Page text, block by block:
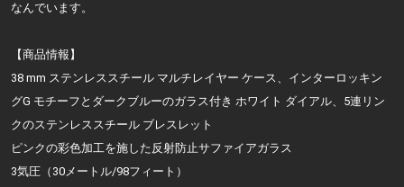
なんでいます。
【商品情報】
38 mm ステンレススチール マルチレイヤー ケース、インターロッキン
グG モチーフとダークブルーのガラス付き ホワイト ダイアル、5連リン
クのステンレススチール ブレスレット
ピンクの彩色加工を施した反射防止サファイアガラス
3気圧（30メートル/98フィート）